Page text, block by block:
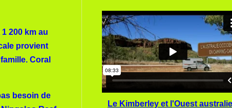
200 km au
provient
Coral
besoin de
Le Kimberley et l'Ouest